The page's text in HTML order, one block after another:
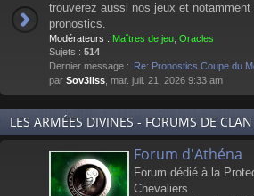
trouverez aussi nos jeux et
pronostics.
Modérateurs : Maîtres de jeu Oracles
Sujets : 514
Dernier message : Re: Pronostics Coupe du
par Sov3liss , mar. juil. 21, 2026 9:33 am
LES ARMÉES DIVINES - FORUMS DE CLAN
Forum d'Athéna
Forum dédié à la
Chevaliers.